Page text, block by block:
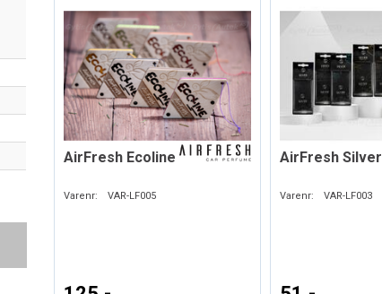
AirFresh Ecoline
Varenr: VAR-LF005
AirFresh Silver
Varenr: VAR-LF003